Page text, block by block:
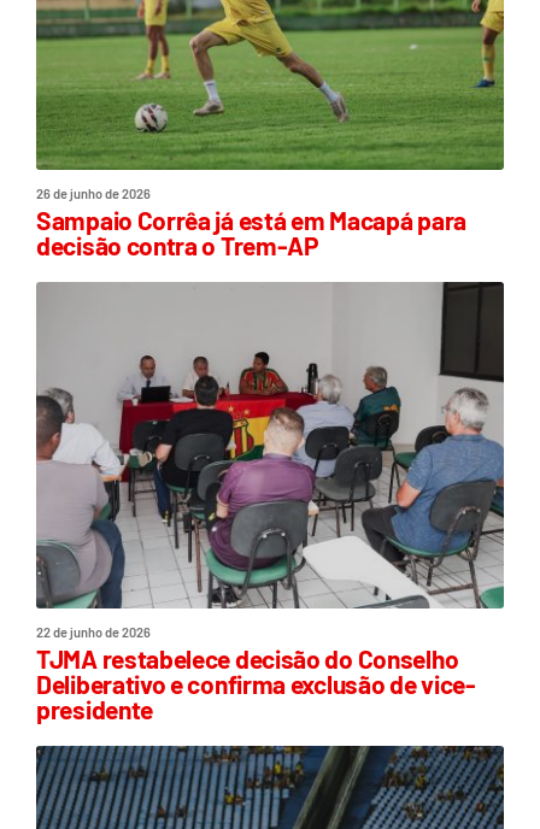
26 de junho de 2026
Sampaio Corrêa já está em Macapá para
decisão contra o Trem-AP
22 de junho de 2026
TJMA restabelece decisão do Conselho
Deliberativo e confirma exclusão de vice-
presidente